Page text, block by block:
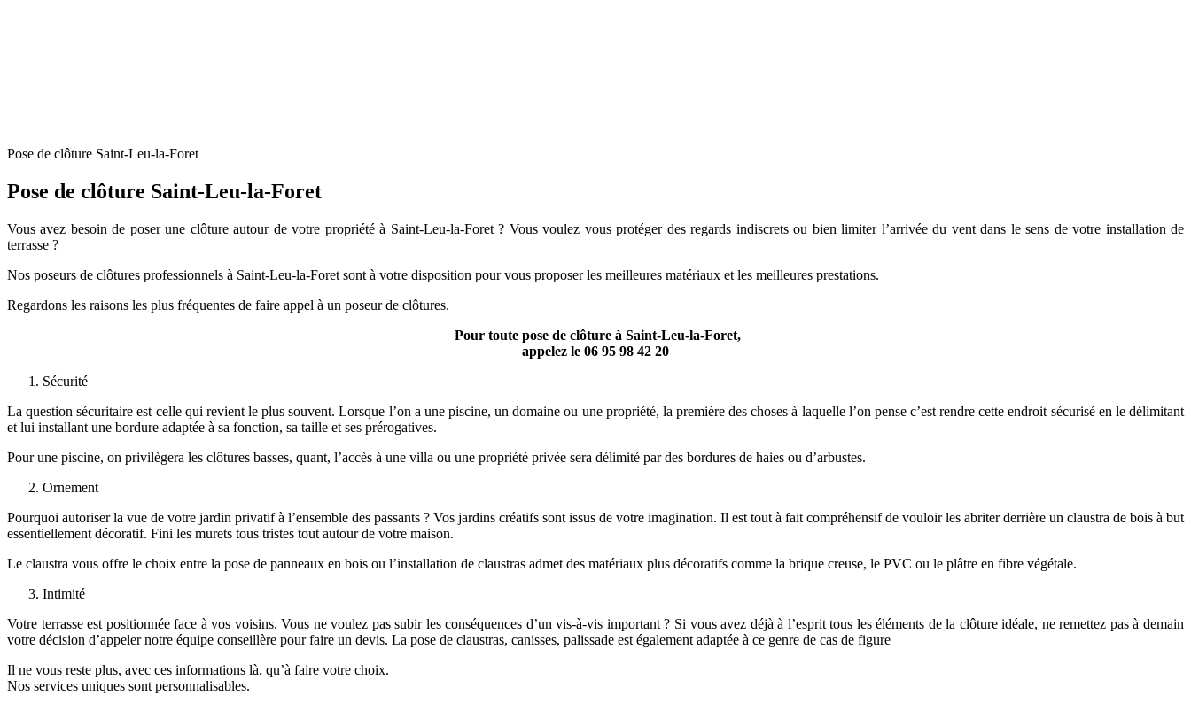
Pose de clôture Saint-Leu-la-Foret
Pose de clôture Saint-Leu-la-Foret
Vous avez besoin de poser une clôture autour de votre propriété à Saint-Leu-la-Foret ? Vous voulez vous protéger des regards indiscrets ou bien limiter l’arrivée du vent dans le sens de votre installation de
terrasse ?
Nos poseurs de clôtures professionnels à Saint-Leu-la-Foret sont à votre disposition pour vous proposer les meilleures matériaux et les meilleures prestations.
Regardons les raisons les plus fréquentes de faire appel à un poseur de clôtures.
Pour toute pose de clôture à Saint-Leu-la-Foret,
appelez le 06 95 98 42 20
Sécurité
La question sécuritaire est celle qui revient le plus souvent. Lorsque l’on a une piscine, un domaine ou une propriété, la première des choses à laquelle l’on pense c’est rendre cette endroit sécurisé en le délimitant
et lui installant une bordure adaptée à sa fonction, sa taille et ses prérogatives.
Pour une piscine, on privilègera les clôtures basses, quant, l’accès à une villa ou une propriété privée sera délimité par des bordures de haies ou d’arbustes.
Ornement
Pourquoi autoriser la vue de votre jardin privatif à l’ensemble des passants ? Vos jardins créatifs sont issus de votre imagination. Il est tout à fait compréhensif de vouloir les abriter derrière un claustra de bois à but
essentiellement décoratif. Fini les murets tous tristes tout autour de votre maison.
Le claustra vous offre le choix entre la pose de panneaux en bois ou l’installation de claustras admet des matériaux plus décoratifs comme la brique creuse, le PVC ou le plâtre en fibre végétale.
Intimité
Votre terrasse est positionnée face à vos voisins. Vous ne voulez pas subir les conséquences d’un vis-à-vis important ? Si vous avez déjà à l’esprit tous les éléments de la clôture idéale, ne remettez pas à demain
votre décision d’appeler notre équipe conseillère pour faire un devis. La pose de claustras, canisses, palissade est également adaptée à ce genre de cas de figure
Il ne vous reste plus, avec ces informations là, qu’à faire votre choix.
Nos services uniques sont personnalisables.